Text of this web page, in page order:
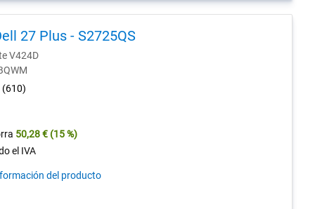
27 Plus - S2725QS
V424D
(610)
5
stars.
reviews
50,28 € (15 %)
el IVA
del producto